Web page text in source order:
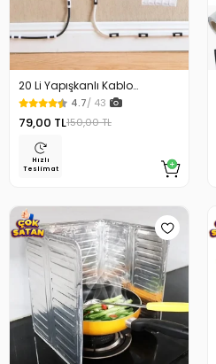
20 Li Yapışkanlı Kablo
Sabitleyici Şeffaf Klips
4.7/ 43
79,00 TL150,00 TL
Hızlı
Teslimat